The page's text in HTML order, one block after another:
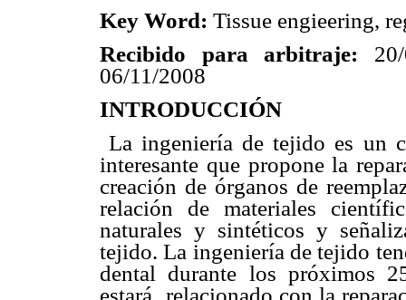
Key Word: Tissue engieering,
Recibido para arbitraje:
06/11/2008
INTRODUCCIÓN
La ingeniería de tejido es un
interesante que propone la
creación de órganos de
relación de materiales
naturales y sintéticos y
tejido. La ingeniería de tejido
dental durante los próximos